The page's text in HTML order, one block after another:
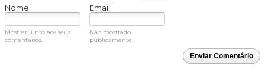
Nome
Email
Mostrar junto aos seus
comentários.
Não mostrado
publicamente.
Enviar Comentário